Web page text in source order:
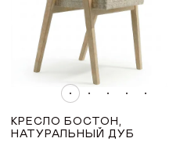
КРЕСЛО БОСТОН,
НАТУРАЛЬНЫЙ ДУБ